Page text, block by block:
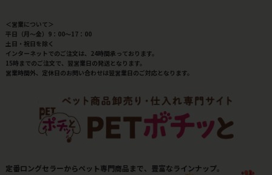
＜営業について＞
平日（月～金）9：00～17：00
土日・祝日を除く
インターネットでのご注文は、24時間承っております。
15時までのご注文で、翌営業日の発送となります。
営業時間外、定休日のお問い合わせは翌営業日のご対応となります。
定番ロングセラーからペット専門商品まで、豊富なラインナップ。